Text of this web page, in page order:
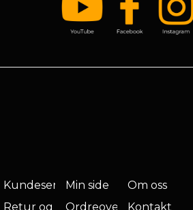
Kundeservice
Retur og
Min side
Ordreoversikt
Om oss
Kontakt